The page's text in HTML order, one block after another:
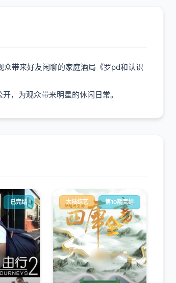
带来好友闲聊的家庭酒局《罗pd和认识
，为观众带来明星的休闲日常。
已完结 大陆综艺 第10期完结